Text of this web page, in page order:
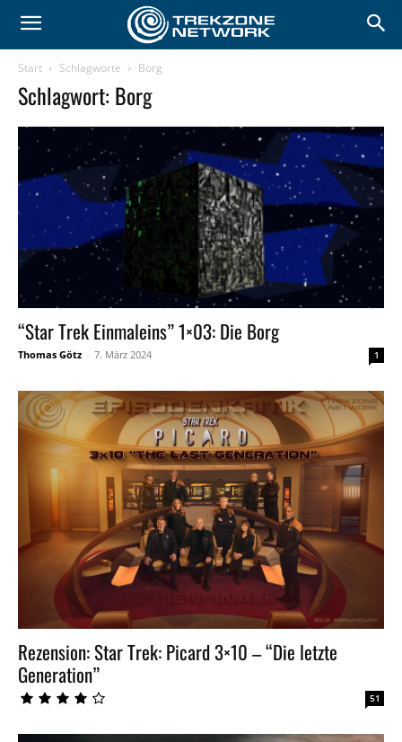
Start Schlagworte Borg
Schlagwort: Borg
“Star Trek Einmaleins” 1×03: Die Borg
Thomas Götz - 7. März 2024 1
Rezension: Star Trek: Picard 3×10 – “Die letzte
Generation”
51